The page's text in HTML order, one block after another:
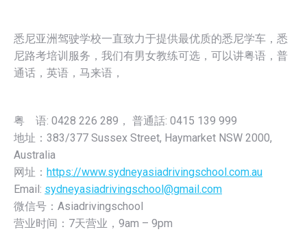
悉尼亚洲驾驶学校一直致力于提供最优质的悉尼学车，悉
尼路考培训服务，我们有男女教练可选，可以讲粤语，普
通话，英语，马来语，
粤 语: 0428 226 289， 普通話: 0415 139 999
地址：383/377 Sussex Street, Haymarket NSW 2000,
Australia
网址： https://www.sydneyasiadrivingschool.com.au
Email: sydneyasiadrivingschool@gmail.com
微信号：Asiadrivingschool
营业时间：7天营业，9am – 9pm